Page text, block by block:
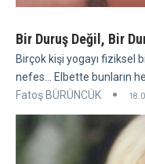
Bir Duruş Değil, Bir
Birçok kişi yogayı fiziksel
nefes... Elbette bunların
Fatoş BÜRÜNCÜK